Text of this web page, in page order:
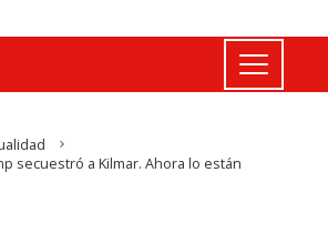
secuestró a Kilmar. Ahora lo están